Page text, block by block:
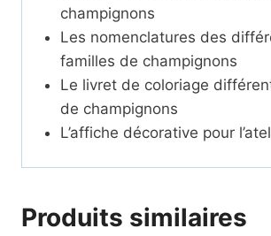
champignons
Les nomenclatures des
familles de champignons
Le livret de coloriage
de champignons
L’affiche décorative pour
Produits similaires